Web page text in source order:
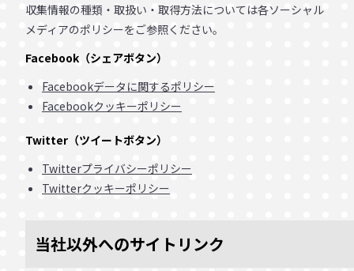
収集情報の種類・取扱い・取得方法については各ソーシャル
メディアのポリシーをご参照ください。
Facebook（シェアボタン）
Facebookデータに関するポリシー
Facebookクッキーポリシー
Twitter（ツイートボタン）
Twitterプライバシーポリシー
Twitterクッキーポリシー
当社以外へのサイトリンク